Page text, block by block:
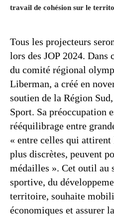
travail de cohésion sur le
Tous les projecteurs
lors des JOP 2024. Dans
du comité régional
Liberman, a créé en
soutien de la Région
Sport. Sa préoccupation
rééquilibrage entre
« entre celles qui
plus discrètes, peuvent
médailles ». Cet outil au
sportive, du
territoire, souhaite
économiques et assurer